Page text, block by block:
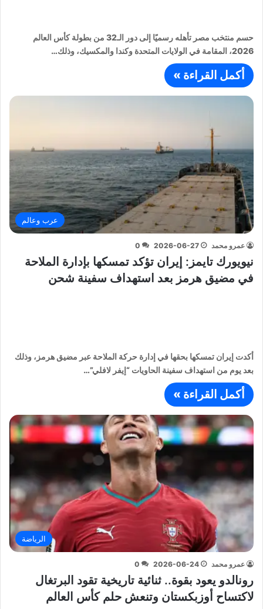
حسم منتخب مصر تأهله رسميًا إلى دور الـ32 من بطولة كأس العالم
2026، المقامة في الولايات المتحدة وكندا والمكسيك، وذلك…
أكمل القراءة »
عرب وعالم
عمرو محمد 2026-06-27
0
نيويورك تايمز: إيران تؤكد تمسكها بإدارة الملاحة
في مضيق هرمز بعد استهداف سفينة شحن
أكدت إيران تمسكها بحقها في إدارة حركة الملاحة عبر مضيق هرمز، وذلك
بعد يوم من استهداف سفينة الحاويات “إيفر لافلي”…
أكمل القراءة »
الرياضة
عمرو محمد 2026-06-24
0
رونالدو يعود بقوة.. ثنائية تاريخية تقود البرتغال
لاكتساح أوزبكستان وتنعش حلم كأس العالم